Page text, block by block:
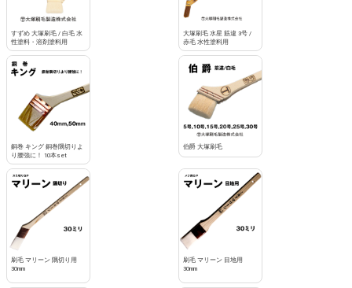
すずめ 大塚刷毛 / 白毛 水
性塗料・溶剤塗料用
大塚刷毛 水星 筋違 3号 /
赤毛 水性塗料用
銅巻 キング 銅巻隅切りよ
り腰強に！ 10本set
伯爵 大塚刷毛
刷毛 マリーン 隅切り用
30mm
刷毛 マリーン 目地用
30mm